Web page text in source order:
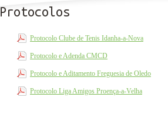
Protocolos
Protocolo Clube de Tenis Idanha-a-Nova
Protocolo e Adenda CMCD
Protocolo e Aditamento Freguesia de Oledo
Protocolo Liga Amigos Proença-a-Velha